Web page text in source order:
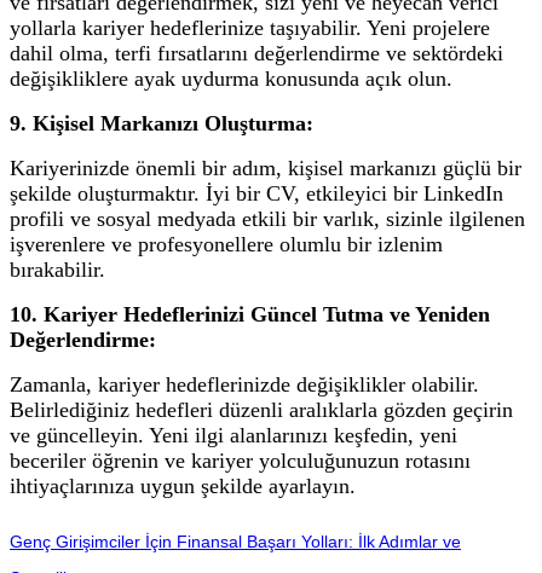
yollarla kariyer hedeflerinize taşıyabilir. Yeni projelere
dahil olma, terfi fırsatlarını değerlendirme ve sektördeki
değişikliklere ayak uydurma konusunda açık olun.
9. Kişisel Markanızı Oluşturma:
Kariyerinizde önemli bir adım, kişisel markanızı güçlü bir
şekilde oluşturmaktır. İyi bir CV, etkileyici bir LinkedIn
profili ve sosyal medyada etkili bir varlık, sizinle ilgilenen
işverenlere ve profesyonellere olumlu bir izlenim
bırakabilir.
10. Kariyer Hedeflerinizi Güncel Tutma ve Yeniden
Değerlendirme:
Zamanla, kariyer hedeflerinizde değişiklikler olabilir.
Belirlediğiniz hedefleri düzenli aralıklarla gözden geçirin
ve güncelleyin. Yeni ilgi alanlarınızı keşfedin, yeni
beceriler öğrenin ve kariyer yolculuğunuzun rotasını
ihtiyaçlarınıza uygun şekilde ayarlayın.
Genç Girişimciler İçin Finansal Başarı Yolları: İlk Adımlar ve